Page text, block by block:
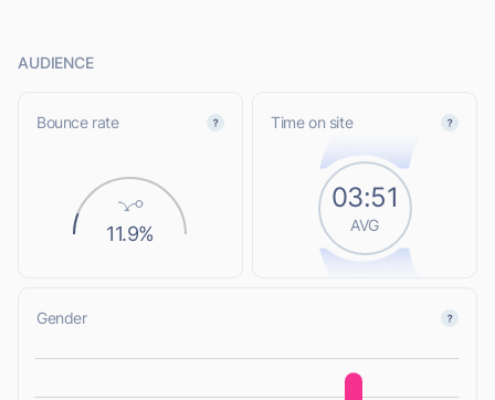
AUDIENCE
Bounce rate
11.9%
Time on site
03:51
AVG
Gender
L